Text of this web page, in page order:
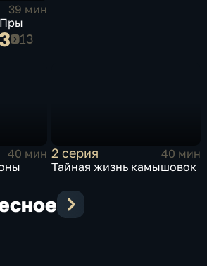
39 мин
Сезон 2013
40 мин 2 серия
40 мин
Тайная жизнь камышовок